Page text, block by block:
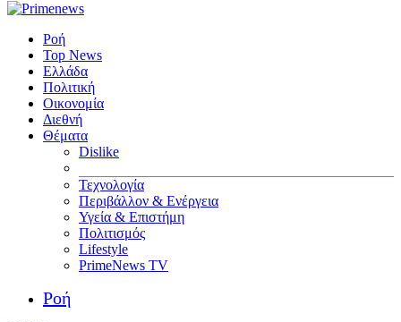
Ροή
Top News
Ελλάδα
Πολιτική
Οικονομία
Διεθνή
Θέματα
Dislike
Τεχνολογία
Περιβάλλον & Ενέργεια
Υγεία & Επιστήμη
Πολιτισμός
Lifestyle
PrimeNews TV
Ροή